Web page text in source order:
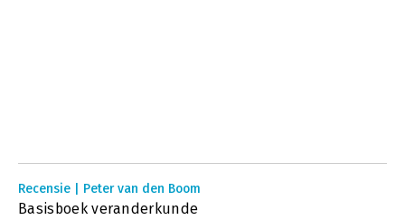
Recensie | Peter van den Boom
Basisboek veranderkunde